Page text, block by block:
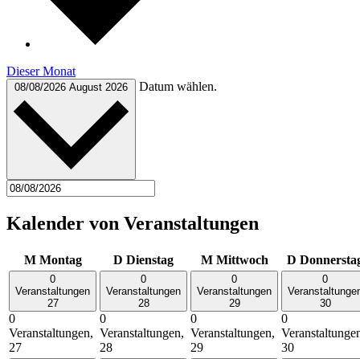
Dieser Monat
08/08/2026 August 2026 Datum wählen.
Kalender von Veranstaltungen
M Montag D Dienstag M Mittwoch D
0
Veranstaltungen
27
0
Veranstaltungen,
27
0
Veranstaltungen
28
0
Veranstaltungen,
28
0
Veranstaltungen
29
0
Veranstaltungen,
29
0
30
0
30